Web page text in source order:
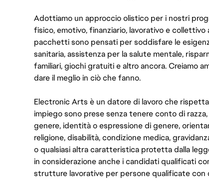
Adottiamo un approccio olistico per i nostri
fisico, emotivo, finanziario, lavorativo e
pacchetti sono pensati per soddisfare le
sanitaria, assistenza per la salute mentale,
familiari, giochi gratuiti e altro ancora. Creiamo
dare il meglio in ciò che fanno.
Electronic Arts è un datore di lavoro che
impiego sono prese senza tenere conto di
genere, identità o espressione di genere,
religione, disabilità, condizione medica,
o qualsiasi altra caratteristica protetta dalla
in considerazione anche i candidati qualificati
strutture lavorative per persone qualificate con